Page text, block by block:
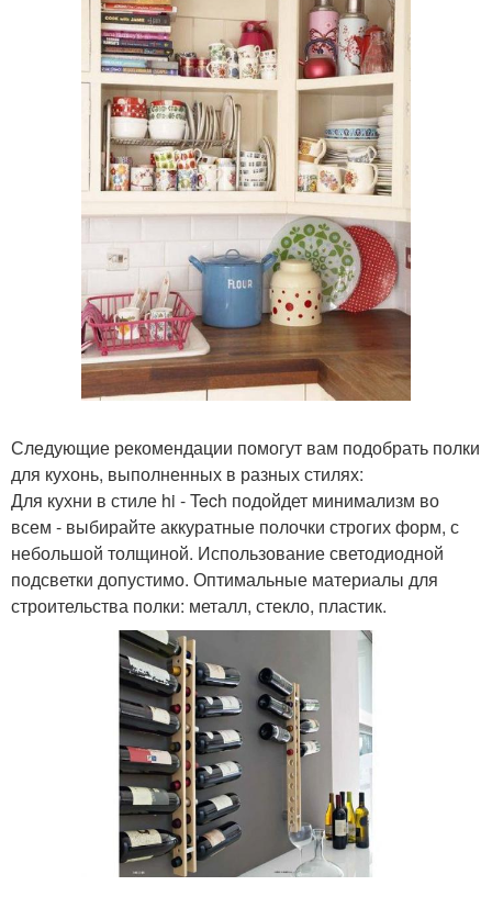
Следующие рекомендации помогут вам подобрать полки
для кухонь, выполненных в разных стилях:
Для кухни в стиле hi - Tech подойдет минимализм во
всем - выбирайте аккуратные полочки строгих форм, с
небольшой толщиной. Использование светодиодной
подсветки допустимо. Оптимальные материалы для
строительства полки: металл, стекло, пластик.